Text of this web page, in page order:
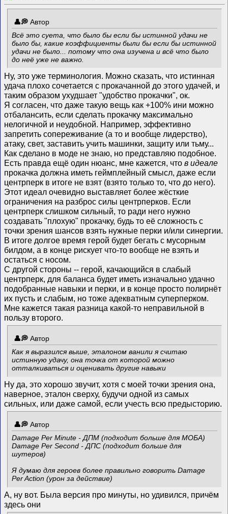
Автор
Всё это суета, что было бы если бы истинной удачи не
было бы, какие коэффициенты были бы если бы истинной
удачи не было... потому что она изучена и всё что было
до неё уже не важно.
Ну, это уже терминология. Можно сказать, что истинная
удача плохо сочетается с прокачанной до этого удачей, и
таким образом ухудшает "удобство прокачки", ок.
Я согласен, что даже такую вещь как +100% ини можно
отбалансить, если сделать прокачку максимально
нелогичной и неудобной. Например, эффективно
запретить сопереживание (а то и вообще лидерство),
атаку, свет, заставить учить машинки, защиту или тьму...
Как сделано в моде не знаю, но представляю подобное.
Есть правда ещё один нюанс, мне кажется, чтов идеале
прокачка должна иметь геймплейный смысл, даже если
центрперк в итоге не взят (взято только то, что до него).
Этот идеал очевидно выставляет более жёсткие
ограничения на разброс силы центрперков. Если
центрперк слишком сильный, то ради него нужно
создавать "плохую" прокачку, будь то её сложность с
точки зрения шансов взять нужные перки и/или синергии.
В итоге долгое время герой будет бегать с мусорным
билдом, а в конце рискует что-то вообще не взять и
остаться с носом.
С другой стороны -- герой, качающийся в слабый
центрперк, для баланса будет иметь изначально удачно
подобранные навыки и перки, и в конце просто полирнёт
их пусть и слабым, но тоже адекватным суперперком.
Мне кажется такая разница какой-то неправильной в
пользу второго.
Автор
Как я выразился выше, эталоном ванили я считаю
истинную удачу, она точка от которой можно
отталкиваться и оценивать другие навыки
Ну да, это хорошо звучит, хотя с моей точки зрения она,
наверное, эталон сверху, будучи одной из самых
сильных, или даже самой, если учесть всю предысторию.
Автор
Damage Per Minute - ДПМ (подходит больше для МОБА)
Damage Per Second - ДПС (подходит больше для
шутеров)
Я думаю для героев более правильно говорить Damage
Per Action (урон за действие)
А, ну вот. Была версия про минуты, но удивился, причём
здесь они